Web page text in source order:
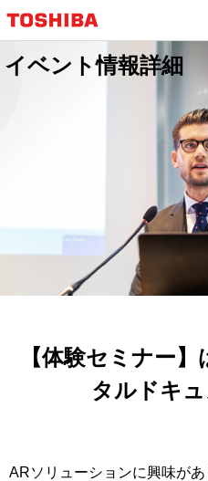
イベント情報詳細
【体験セミナー
タルドキ
ARソリューションに興味が